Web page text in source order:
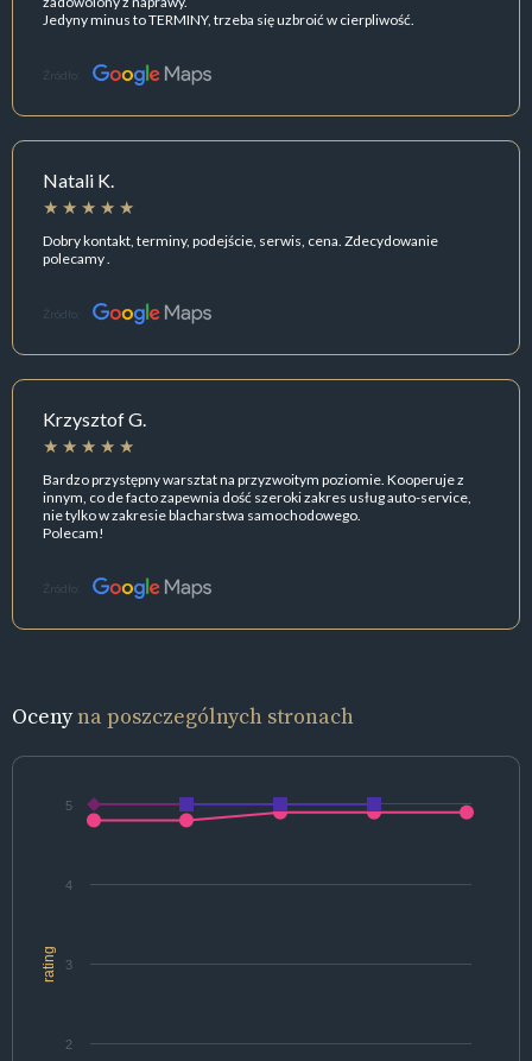
Jedyny minus to TERMINY, trzeba się uzbroić w cierpliwość.
Źródło:
Natali K.
Dobry kontakt, terminy, podejście, serwis, cena. Zdecydowanie
polecamy .
Źródło:
Krzysztof G.
Bardzo przystępny warsztat na przyzwoitym poziomie. Kooperuje z
innym, co de facto zapewnia dość szeroki zakres usług auto-service,
nie tylko w zakresie blacharstwa samochodowego.
Polecam!
Źródło:
Ocenyna poszczególnych stronach
rating
2
3
4
5